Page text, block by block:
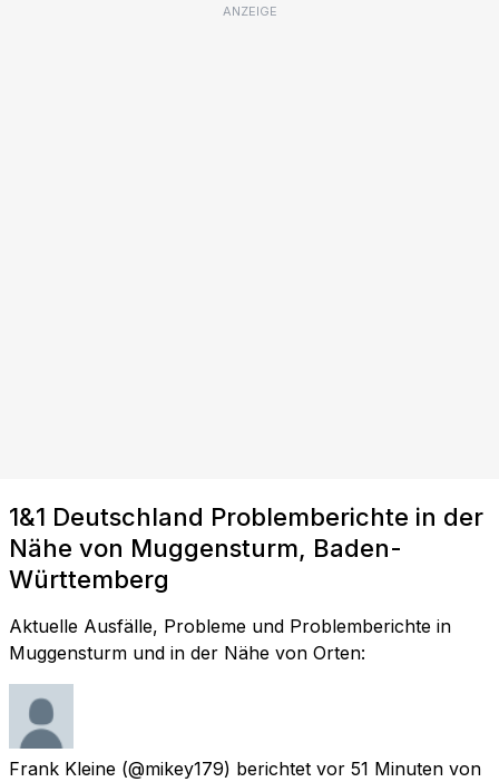
ANZEIGE
1&1 Deutschland Problemberichte in der
Nähe von Muggensturm, Baden-
Württemberg
Aktuelle Ausfälle, Probleme und Problemberichte in
Muggensturm und in der Nähe von Orten:
Frank Kleine (@mikey179) berichtet vor 51 Minuten von